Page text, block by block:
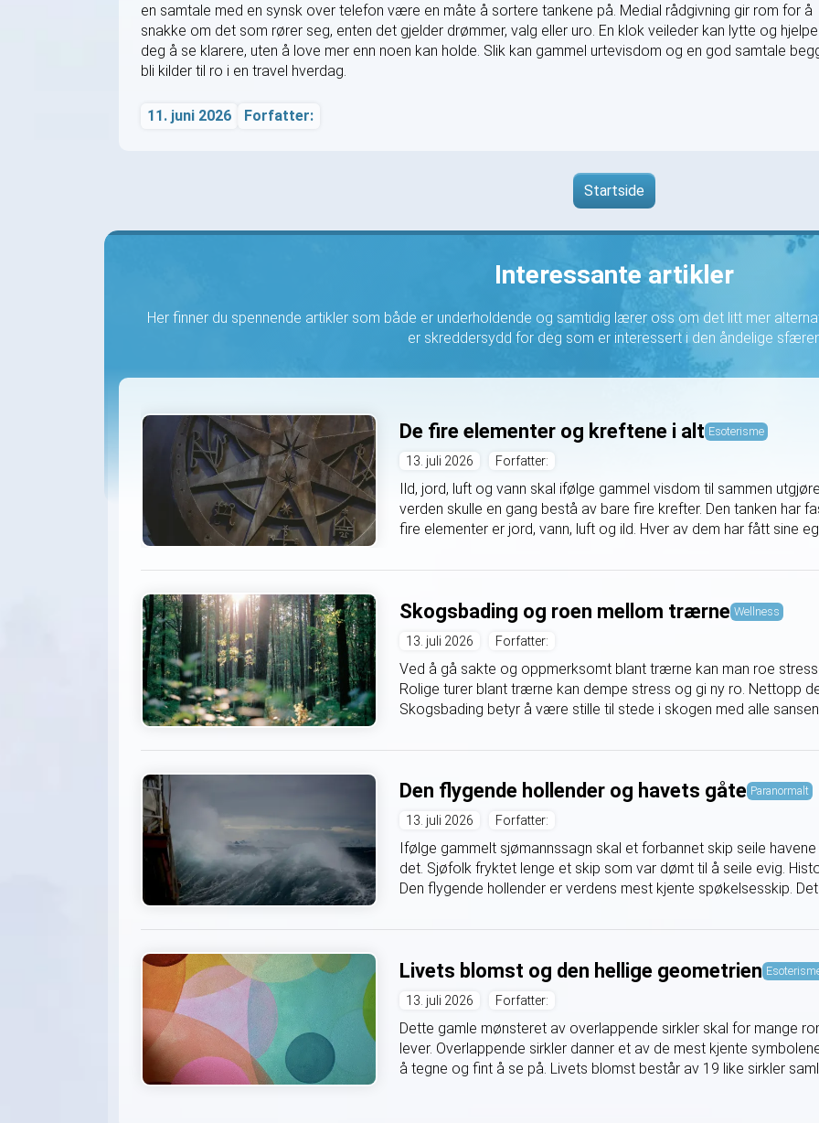
en samtale med en synsk over telefon være en måte å sortere tankene på. Medial rådgivning gir rom for å
snakke om det som rører seg, enten det gjelder drømmer, valg eller uro. En klok veileder kan lytte og hjelpe
deg å se klarere, uten å love mer enn noen kan holde. Slik kan gammel urtevisdom og en god samtale
bli kilder til ro i en travel hverdag.
11. juni 2026 Forfatter:
Startside
Interessante artikler
Her finner du spennende artikler som både er underholdende og samtidig lærer oss om det litt mer
er skreddersydd for deg som er interessert i den åndelige
De fire elementer og kreftene i alt Esoterisme
13. juli 2026 Forfatter:
Ild, jord, luft og vann skal ifølge gammel visdom til sammen
verden skulle en gang bestå av bare fire krefter. Den tanken har
fire elementer er jord, vann, luft og ild. Hver av dem har fått sine
Skogsbading og roen mellom trærne Wellness
13. juli 2026 Forfatter:
Ved å gå sakte og oppmerksomt blant trærne kan man roe
Rolige turer blant trærne kan dempe stress og gi ny ro. Nettopp
Skogsbading betyr å være stille til stede i skogen med alle
Den flygende hollender og havets gåte Paranormalt
13. juli 2026 Forfatter:
Ifølge gammelt sjømannssagn skal et forbannet skip seile
det. Sjøfolk fryktet lenge et skip som var dømt til å seile evig.
Den flygende hollender er verdens mest kjente spøkelsesskip. Det
Livets blomst og den hellige geometrien
13. juli 2026 Forfatter:
Dette gamle mønsteret av overlappende sirkler skal for mange
lever. Overlappende sirkler danner et av de mest kjente
å tegne og fint å se på. Livets blomst består av 19 like sirkler